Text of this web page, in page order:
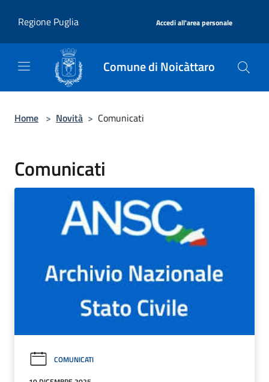
Regione Puglia
Accedi all'area personale
Comune di Noicàttaro
Home > Novità > Comunicati
Comunicati
COMUNICATI